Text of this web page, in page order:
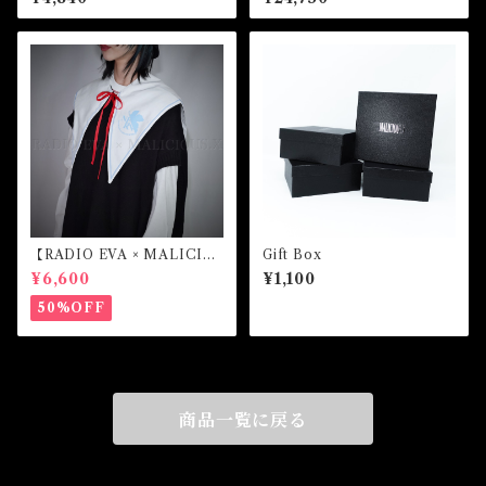
【RADIO EVA × MALICIO
US.X】Sailor collar （綾波
レイ）
¥6,600
50%OFF
Gift Box
¥1,100
商品一覧に戻る